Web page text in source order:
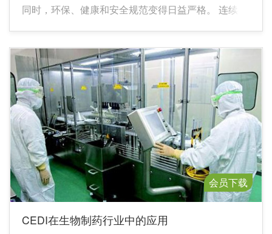
同时，环保、健康和安全规范变得日益严格。 连续生
IX 系统需要的空间小，后者同时还需要一套中和系
统。
会员下载
CEDI在生物制药行业中的应用